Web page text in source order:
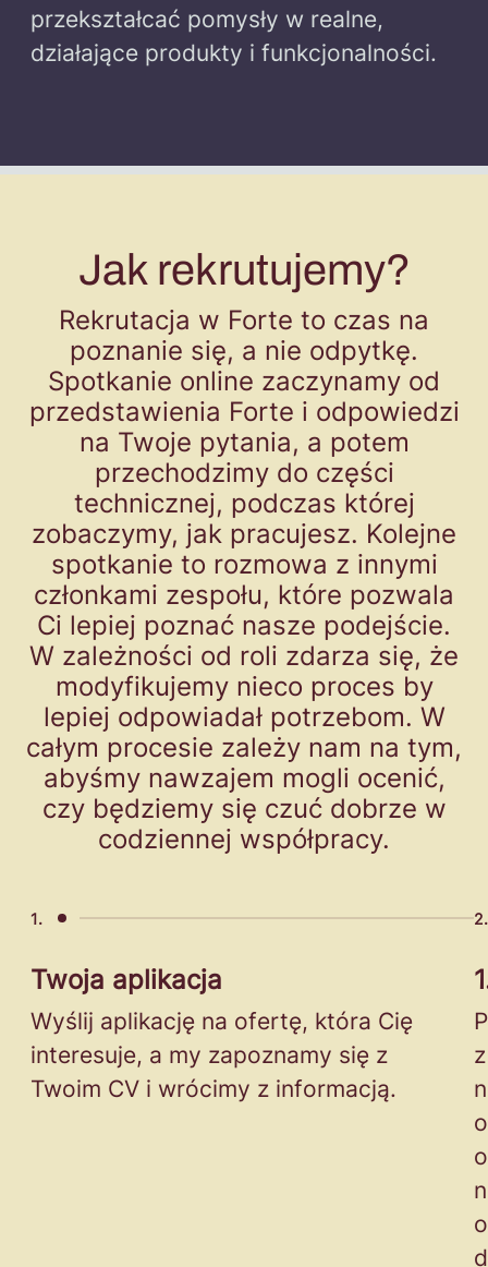
przekształcać pomysły w realne,
działające produkty i funkcjonalności.
Jak rekrutujemy?
Rekrutacja w Forte to czas na
poznanie się, a nie odpytkę.
Spotkanie online zaczynamy od
przedstawienia Forte i odpowiedzi
na Twoje pytania, a potem
przechodzimy do części
technicznej, podczas której
zobaczymy, jak pracujesz. Kolejne
spotkanie to rozmowa z innymi
członkami zespołu, które pozwala
Ci lepiej poznać nasze podejście.
W zależności od roli zdarza się, że
modyfikujemy nieco proces by
lepiej odpowiadał potrzebom. W
całym procesie zależy nam na tym,
abyśmy nawzajem mogli ocenić,
czy będziemy się czuć dobrze w
codziennej współpracy.
1.
Twoja aplikacja
Wyślij aplikację na ofertę, która Cię
interesuje, a my zapoznamy się z
Twoim CV i wrócimy z informacją.